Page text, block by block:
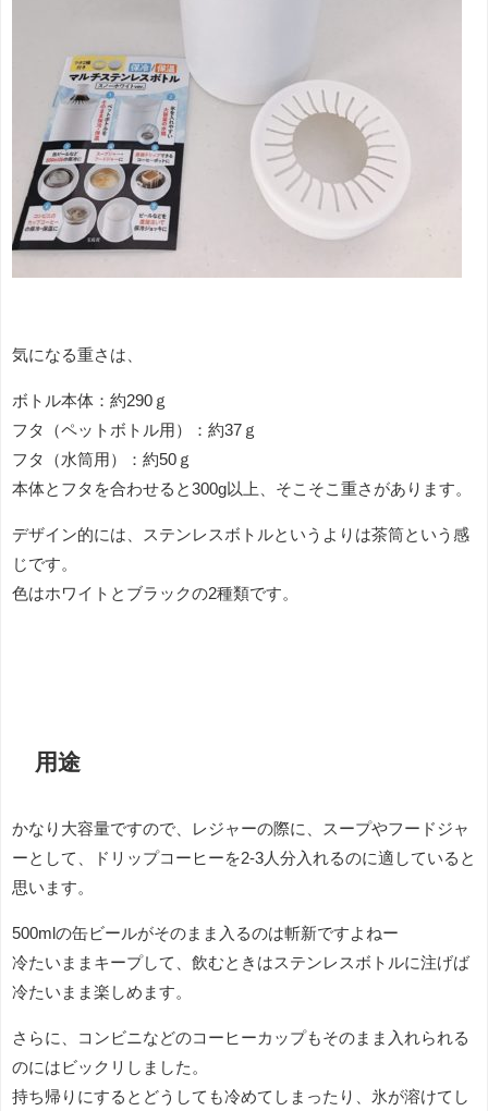
気になる重さは、
ボトル本体：約290ｇ
フタ（ペットボトル用）：約37ｇ
フタ（水筒用）：約50ｇ
本体とフタを合わせると300g以上、そこそこ重さがあります。
デザイン的には、ステンレスボトルというよりは茶筒という感
じです。
色はホワイトとブラックの2種類です。
用途
かなり大容量ですので、レジャーの際に、スープやフードジャ
ーとして、ドリップコーヒーを2-3人分入れるのに適していると
思います。
500mlの缶ビールがそのまま入るのは斬新ですよねー
冷たいままキープして、飲むときはステンレスボトルに注げば
冷たいまま楽しめます。
さらに、コンビニなどのコーヒーカップもそのまま入れられる
のにはビックリしました。
持ち帰りにするとどうしても冷めてしまったり、氷が溶けてし